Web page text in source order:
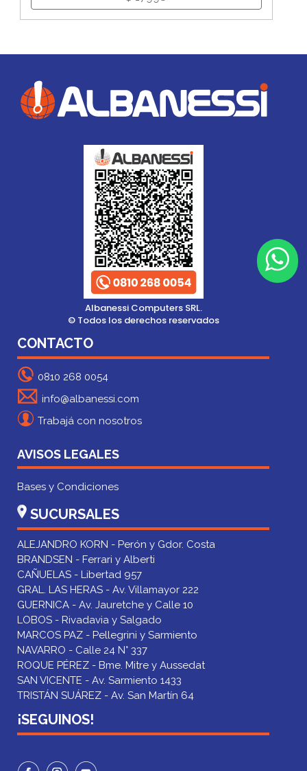
Albanessi Computers SRL.
© Todos los derechos reservados
CONTACTO
0810 268 0054
info@albanessi.com
Trabajá con nosotros
AVISOS LEGALES
Bases y Condiciones
SUCURSALES
ALEJANDRO KORN - Perón y Gdor. Costa
BRANDSEN - Ferrari y Alberti
CAÑUELAS - Libertad 957
GRAL. LAS HERAS - Av. Villamayor 222
GUERNICA - Av. Jauretche y Calle 10
LOBOS - Rivadavia y Salgado
MARCOS PAZ - Pellegrini y Sarmiento
NAVARRO - Calle 24 N° 337
ROQUE PÉREZ - Bme. Mitre y Aussedat
SAN VICENTE - Av. Sarmiento 1433
TRISTÁN SUÁREZ - Av. San Martín 64
¡SEGUINOS!